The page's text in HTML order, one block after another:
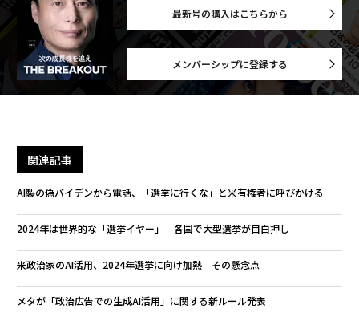
最新号の購入はこちらから
メンバーシップに登録する
関連記事
AI製の偽バイデンから電話、「選挙に行くな」と米有権者に呼びかける
2024年は世界的な「選挙イヤー」 各国で大型選挙が目白押し
米政治家のAI活用、2024年選挙に向け加熱 その懸念点
メタが「政治広告での生成AI活用」に関する新ルール発表